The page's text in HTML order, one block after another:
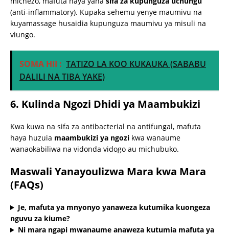
(anti-inflammatory). Kupaka sehemu yenye maumivu na
kuyamassage husaidia kupunguza maumivu ya misuli na
viungo.
SOMA HII : TATIZO LA KOO KUKAUKA (SABABU
DALILI NA TIBA YAKE)
6. Kulinda Ngozi Dhidi ya Maambukizi
Kwa kuwa na sifa za antibacterial na antifungal, mafuta
haya huzuia maambukizi ya ngozi kwa wanaume
wanaokabiliwa na vidonda vidogo au michubuko.
Maswali Yanayoulizwa Mara kwa Mara
(FAQs)
Je, mafuta ya mnyonyo yanaweza kutumika kuongeza
nguvu za kiume?
Ni mara ngapi mwanaume anaweza kutumia mafuta ya